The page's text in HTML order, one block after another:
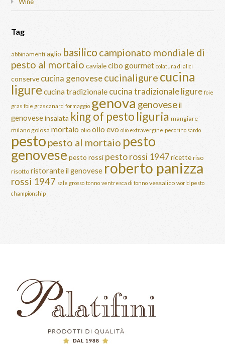
Tag
abbinamenti aglio basilico campionato mondiale di
pesto al mortaio caviale cibo gourmet colatura di alici
conserve cucina genovesecucinaligure cucina
ligurecucina tradizionale cucina tradizionale ligure foie
gras foie gras canard formaggio genova genoveseil
genovese insalata king of pesto liguria mangiare
milano golosa mortaio olio olio evo olio extravergine pecorino sardo
pesto pesto al mortaio pesto
genovese pesto rossi pesto rossi 1947 ricette riso
risotto ristorante il genovese roberto panizza
rossi 1947 sale grosso tonno ventresca di tonno vessalico world pesto
championship